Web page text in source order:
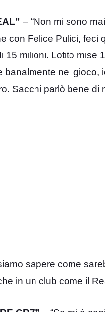
– “Non mi sono
con Felice Pulici, feci
milioni. Lotito mise
banalmente nel gioco,
Sacchi parlò bene di
sapere come
in un club come il